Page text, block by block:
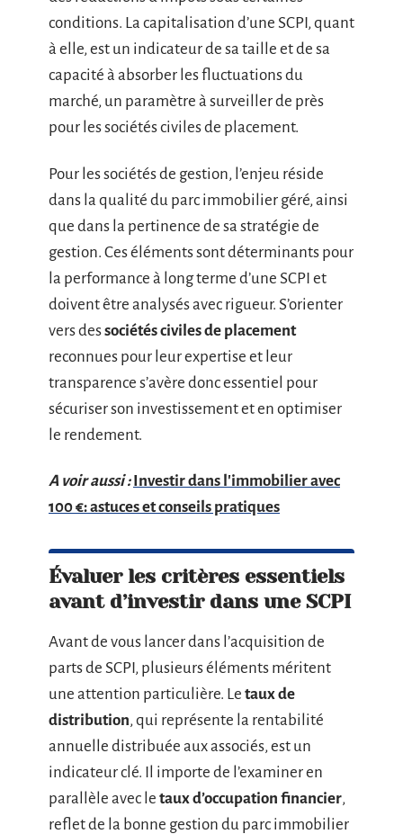
conditions. La capitalisation d’une SCPI, quant
à elle, est un indicateur de sa taille et de sa
capacité à absorber les fluctuations du
marché, un paramètre à surveiller de près
pour les sociétés civiles de placement.
Pour les sociétés de gestion, l’enjeu réside
dans la qualité du parc immobilier géré, ainsi
que dans la pertinence de sa stratégie de
gestion. Ces éléments sont déterminants pour
la performance à long terme d’une SCPI et
doivent être analysés avec rigueur. S’orienter
vers dessociétés civiles de placement
reconnues pour leur expertise et leur
transparence s’avère donc essentiel pour
sécuriser son investissement et en optimiser
le rendement.
A voir aussi : Investir dans l'immobilier avec
100 €: astuces et conseils pratiques
Évaluer les critères essentiels
avant d’investir dans une SCPI
Avant de vous lancer dans l’acquisition de
parts de SCPI, plusieurs éléments méritent
une attention particulière. Le taux de
distribution, qui représente la rentabilité
annuelle distribuée aux associés, est un
indicateur clé. Il importe de l’examiner en
parallèle avec le taux d’occupation financier,
reflet de la bonne gestion du parc immobilier